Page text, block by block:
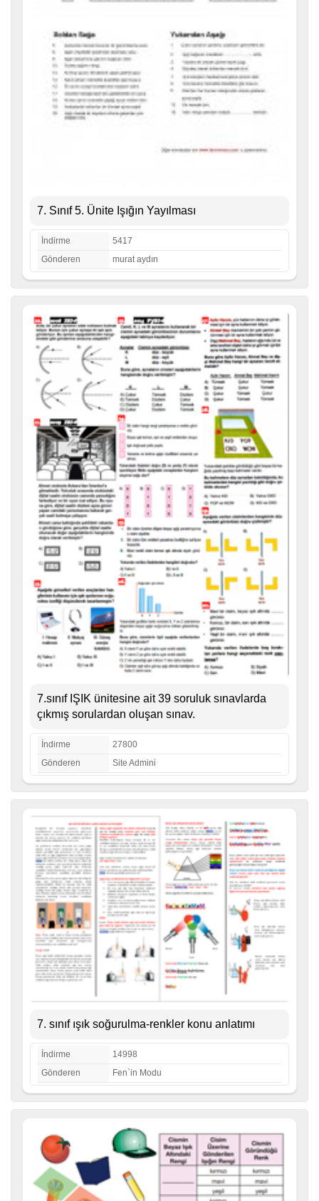
7. Sınıf 5. Ünite Işığın Yayılması
İndirme
5417
Gönderen
murat aydın
7.sınıf IŞIK ünitesine ait 39 soruluk sınavlarda
çıkmış sorulardan oluşan sınav.
İndirme
27800
Gönderen
Site Admini
7. sınıf ışık soğurulma-renkler konu anlatımı
İndirme
14998
Gönderen
Fen`in Modu